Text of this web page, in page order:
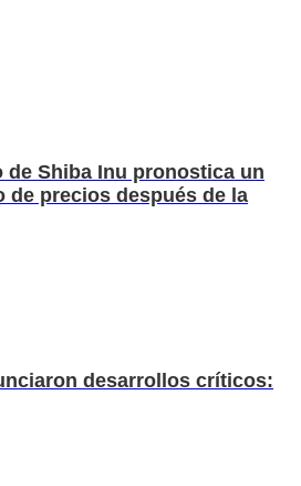
de Shiba Inu pronostica un
de precios después de la
desarrollos críticos: